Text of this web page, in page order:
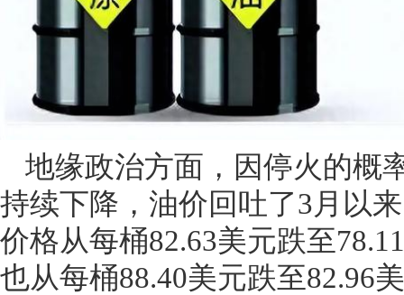
地缘政治方面，因停火的概
持续下降，油价回吐了3月以
价格从每桶82.63美元跌至
也从每桶88.40美元跌至82.96